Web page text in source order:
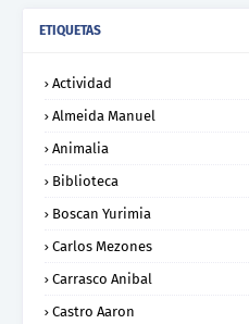
ETIQUETAS
Actividad
Almeida Manuel
Animalia
Biblioteca
Boscan Yurimia
Carlos Mezones
Carrasco Anibal
Castro Aaron